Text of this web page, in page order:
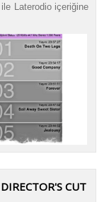
Laterodio içeriğine
CUT